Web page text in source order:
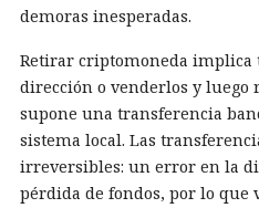
demoras inesperadas.
Retirar criptomoneda
dirección o venderlos y
supone una transferencia
sistema local. Las
irreversibles: un error en la
pérdida de fondos, por lo